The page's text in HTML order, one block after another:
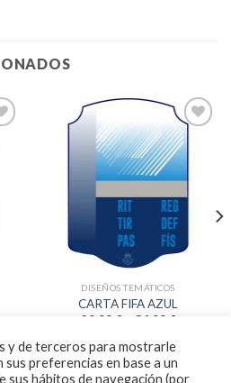
Añadir
a la
lista de
deseos
DISEÑOS TEMÁTICOS
CARTA FIFA AZUL
29.99 €– 36.99 €
PERSONALIZAR
y de terceros para mostrarle
preferencias en base a un
sus hábitos de navegación (por